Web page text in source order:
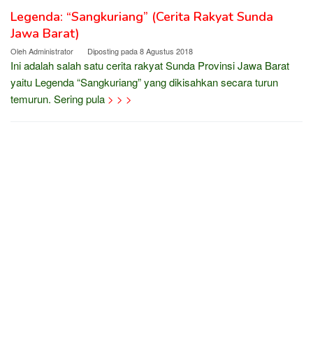
Legenda: “Sangkuriang” (Cerita Rakyat Sunda
Jawa Barat)
OlehAdministrator Diposting pada8 Agustus 2018
Ini adalah salah satu cerita rakyat Sunda Provinsi Jawa Barat
yaitu Legenda “Sangkuriang” yang dikisahkan secara turun
temurun. Sering pula > > >